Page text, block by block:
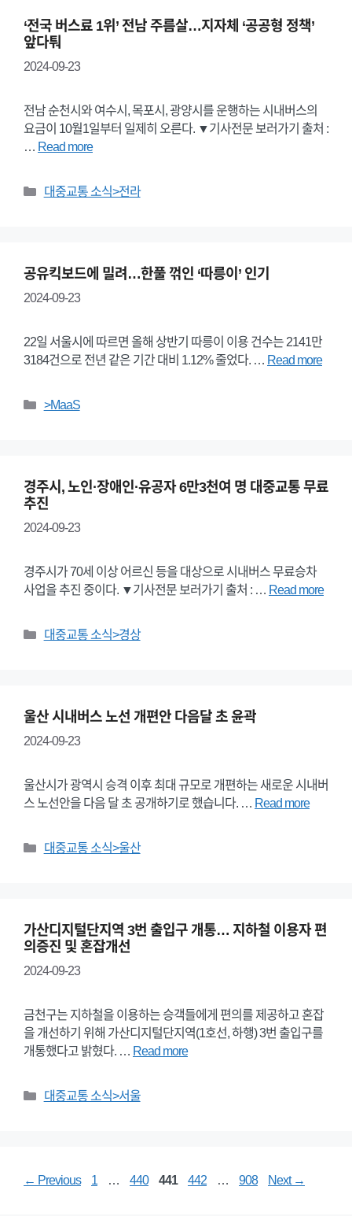
‘전국 버스료 1위’ 전남 주름살…지자체 ‘공공형 정책’
앞다퉈
2024-09-23
전남 순천시와 여수시, 목포시, 광양시를 운행하는 시내버스의
요금이 10월1일부터 일제히 오른다. ▼기사전문 보러가기 출처 :
… Read more
Categories
대중교통 소식>전라
공유킥보드에 밀려…한풀 꺾인 ‘따릉이’ 인기
2024-09-23
22일 서울시에 따르면 올해 상반기 따릉이 이용 건수는 2141만
3184건으로 전년 같은 기간 대비 1.12% 줄었다. … Read more
Categories
>MaaS
경주시, 노인·장애인·유공자 6만3천여 명 대중교통 무료
추진
2024-09-23
경주시가 70세 이상 어르신 등을 대상으로 시내버스 무료승차
사업을 추진 중이다. ▼기사전문 보러가기 출처 : … Read more
Categories
대중교통 소식>경상
울산 시내버스 노선 개편안 다음달 초 윤곽
2024-09-23
울산시가 광역시 승격 이후 최대 규모로 개편하는 새로운 시내버
스 노선안을 다음 달 초 공개하기로 했습니다. … Read more
Categories
대중교통 소식>울산
가산디지털단지역 3번 출입구 개통… 지하철 이용자 편
의증진 및 혼잡개선
2024-09-23
금천구는 지하철을 이용하는 승객들에게 편의를 제공하고 혼잡
을 개선하기 위해 가산디지털단지역(1호선, 하행) 3번 출입구를
개통했다고 밝혔다. … Read more
Categories
대중교통 소식>서울
← Previous Page
1 … Page
440 Page
441 Page
442 … Page
908 Next →